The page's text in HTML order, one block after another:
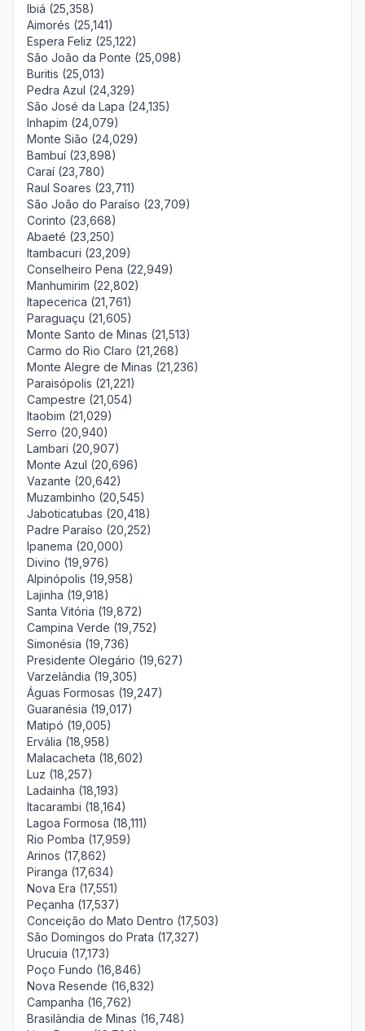
Ibiá (25,358)
Aimorés (25,141)
Espera Feliz (25,122)
São João da Ponte (25,098)
Buritis (25,013)
Pedra Azul (24,329)
São José da Lapa (24,135)
Inhapim (24,079)
Monte Sião (24,029)
Bambuí (23,898)
Caraí (23,780)
Raul Soares (23,711)
São João do Paraíso (23,709)
Corinto (23,668)
Abaeté (23,250)
Itambacuri (23,209)
Conselheiro Pena (22,949)
Manhumirim (22,802)
Itapecerica (21,761)
Paraguaçu (21,605)
Monte Santo de Minas (21,513)
Carmo do Rio Claro (21,268)
Monte Alegre de Minas (21,236)
Paraisópolis (21,221)
Campestre (21,054)
Itaobim (21,029)
Serro (20,940)
Lambari (20,907)
Monte Azul (20,696)
Vazante (20,642)
Muzambinho (20,545)
Jaboticatubas (20,418)
Padre Paraíso (20,252)
Ipanema (20,000)
Divino (19,976)
Alpinópolis (19,958)
Lajinha (19,918)
Santa Vitória (19,872)
Campina Verde (19,752)
Simonésia (19,736)
Presidente Olegário (19,627)
Varzelândia (19,305)
Águas Formosas (19,247)
Guaranésia (19,017)
Matipó (19,005)
Ervália (18,958)
Malacacheta (18,602)
Luz (18,257)
Ladainha (18,193)
Itacarambi (18,164)
Lagoa Formosa (18,111)
Rio Pomba (17,959)
Arinos (17,862)
Piranga (17,634)
Nova Era (17,551)
Peçanha (17,537)
Conceição do Mato Dentro (17,503)
São Domingos do Prata (17,327)
Urucuia (17,173)
Poço Fundo (16,846)
Nova Resende (16,832)
Campanha (16,762)
Brasilândia de Minas (16,748)